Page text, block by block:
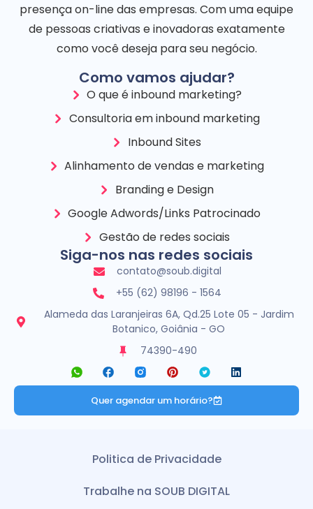
Siga-nos nas redes sociais
contato@soub.digital
+55 (62) 98196 - 1564
Alameda das Laranjeiras 6A, Qd.25 Lote 05 - Jardim
Botanico, Goiânia - GO
74390-490
Quer agendar um horário?
presença on-line das empresas. Com uma equipe
de pessoas criativas e inovadoras exatamente
como você deseja para seu negócio.
Como vamos ajudar?
O que é inbound marketing?
Consultoria em inbound marketing
Inbound Sites
Alinhamento de vendas e marketing
Branding e Design
Google Adwords/Links Patrocinado
Gestão de redes sociais
Politica de Privacidade
Trabalhe na SOUB DIGITAL